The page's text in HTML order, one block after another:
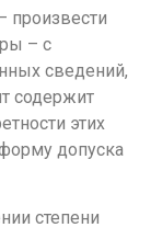
произвести
– с
сведений,
содержит
этих
допуска
степени